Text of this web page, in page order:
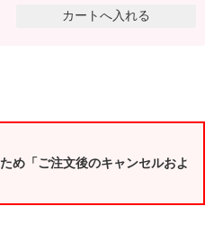
め「ご注文後のキャンセルおよ